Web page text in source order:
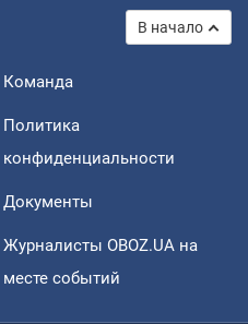
В начало
Команда
Политика
конфиденциальности
Документы
Журналисты OBOZ.UA на
месте событий